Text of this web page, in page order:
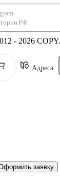
РФ.
- 2026
Адреса
заявку